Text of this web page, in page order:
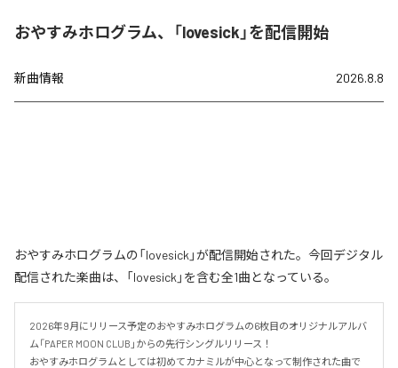
おやすみホログラム、「lovesick」を配信開始
新曲情報 2026.8.8
おやすみホログラムの「lovesick」が配信開始された。今回デジタル
配信された楽曲は、「lovesick」を含む全1曲となっている。
2026年9月にリリース予定のおやすみホログラムの6枚目のオリジナルアルバ
ム「PAPER MOON CLUB」からの先行シングルリリース！
おやすみホログラムとしては初めてカナミルが中心となって制作された曲で